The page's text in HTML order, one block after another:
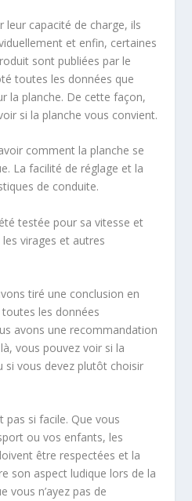
leur capacité de charge, ils
et enfin, certaines
sont publiées par le
toutes les données que
la planche. De cette façon,
si la planche vous convient.
comment la planche se
La facilité de réglage et la
de conduite.
testée pour sa vitesse et
virages et autres
tiré une conclusion en
les données
avons une recommandation
vous pouvez voir si la
si vous devez plutôt choisir
pas si facile. Que vous
ou vos enfants, les
être respectées et la
son aspect ludique lors de la
vous n’ayez pas de